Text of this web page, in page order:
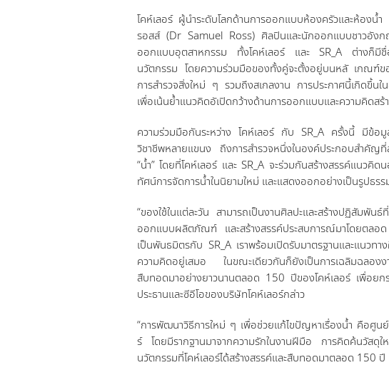
โคห์เลอร์ ผู้นำระดับโลกด้านการออกแบบห้องครัวและห้องน้
รอสส์ (Dr Samuel Ross) ศิลปินและนักออกแบบชาวอังก
ออกแบบอุตสาหกรรม ทั้งโคห์เลอร์ และ SR_A ต่างก็มีชื่อ
นวัตกรรม โดยความร่วมมือของทั้งคู่จะตั้งอยู่บนหลั เกณฑ์ข
การสำรวจสิ่งใหม่ ๆ รวมถึงสเกลงาน การประกาศนี้เกิดขึ้น
เพื่อเน้นย้ำแนวคิดอัเปิดกว้างด้านการออกแบบและความคิดสร้
ความร่วมมือกันระหว่าง โคห์เลอร์ กับ SR_A ครั้งนี้ มีข้อมู
วิชาชีพหลายแขนง ถึงการสำรวจหนึ่งในองค์ประกอบสำคัญ
“น้ำ” โดยที่โคห์เลอร์ และ SR_A จะร่วมกันสร้างสรรค์แนว
ทัศน์การจัดการน้ำในนิยามใหม่ และแสดงออกอย่างเป็นรูปธรร
“ของใช้ในแต่ละวัน สามารถเป็นงานศิลปะและสร้างปฏิสัมพั
ออกแบบผลิตภัณฑ์ และสร้างสรรค์ประสบการณ์มาโดยตลอด
เป็นพันธมิตรกับ SR_A เราพร้อมเปิดรับมาตรฐานและแนวทา
ความคิดอยู่เสมอ ในขณะเดียวกันก็ยังเป็นการเฉลิมฉลอ
สืบทอดมาอย่างยาวนานตลอด 150 ปีของโคห์เลอร์ เพื่อยก
ประธานและซีอีโอของบริษัทโคห์เลอร์กล่าว
“การพัฒนาวิธีการใหม่ ๆ เพื่อช่วยแก้ไขปัญหาเรื่องน้ำ คือศูน
ร์ โดยมีรากฐานมาจากความรักในงานฝีมือ การคิดค้นวัสดุ
นวัตกรรมที่โคห์เลอร์ได้สร้างสรรค์และสืบทอดมาตลอด 150 ปี